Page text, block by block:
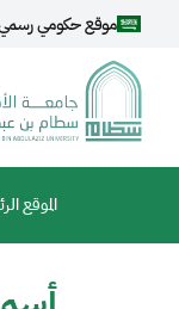
تجاوز إلى المحتوى الرئيسي
موقع حكومي رسمي
الموقع